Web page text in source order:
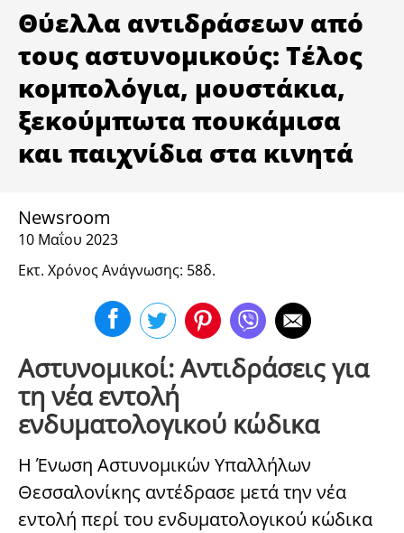
ΥΓΕΙΑ
Θύελλα αντιδράσεων από
τους αστυνομικούς: Τέλος
κομπολόγια, μουστάκια,
ξεκούμπωτα πουκάμισα
και παιχνίδια στα κινητά
Newsroom
10 Μαΐου 2023
Εκτ. Χρόνος Ανάγνωσης: 58δ.
Αστυνομικοί: Αντιδράσεις για
τη νέα εντολή
ενδυματολογικού κώδικα
Η Ένωση Αστυνομικών Υπαλλήλων
Θεσσαλονίκης αντέδρασε μετά την νέα
εντολή περί του ενδυματολογικού κώδικα